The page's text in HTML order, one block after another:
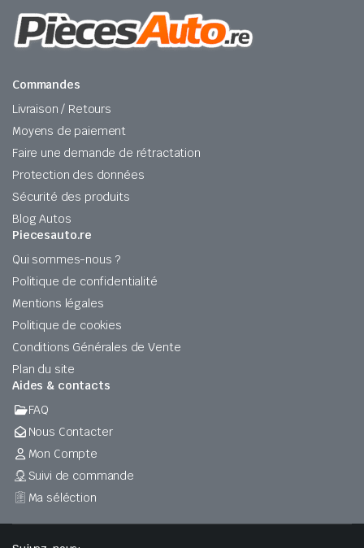
Commandes
Livraison / Retours
Moyens de paiement
Faire une demande de rétractation
Protection des données
Sécurité des produits
Blog Autos
Piecesauto.re
Qui sommes-nous ?
Politique de confidentialité
Mentions légales
Politique de cookies
Conditions Générales de Vente
Plan du site
Aides & contacts
FAQ
Nous Contacter
Mon Compte
Suivi de commande
Ma séléction